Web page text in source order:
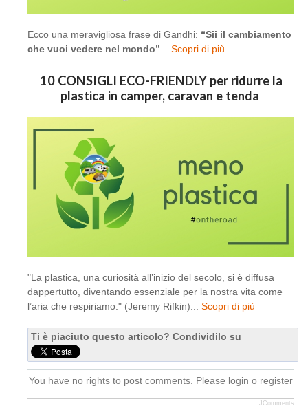
Ecco una meravigliosa frase di Gandhi: “Sii il cambiamento
che vuoi vedere nel mondo”
Scopri di più
10 CONSIGLI ECO-FRIENDLY per ridurre la
plastica in camper, caravan e tenda
"La plastica, una curiosità all’inizio del secolo, si è diffusa
dappertutto, diventando essenziale per la nostra vita come
l’aria che respiriamo." (Jeremy Rifkin)... Scopri di più
Ti è piaciuto questo articolo? Condividilo su
You have no rights to post comments. Please login o register
JComments